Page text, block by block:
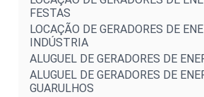
FESTAS
LOCAÇÃO DE GERADORES DE
INDÚSTRIA
ALUGUEL DE GERADORES DE
ALUGUEL DE GERADORES DE
GUARULHOS